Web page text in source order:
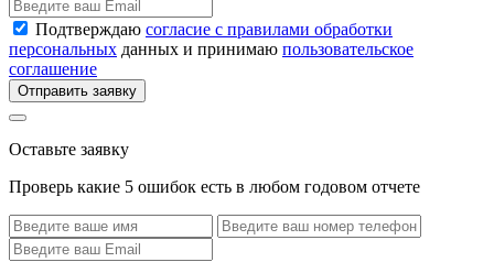
Подтверждаю согласие с правилами обработки
персональных данных и принимаю пользовательское
соглашение
Отправить заявку
Оставьте заявку
Проверь какие 5 ошибок есть в любом годовом отчете